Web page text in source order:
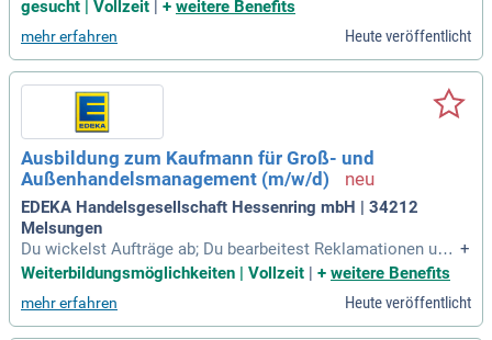
en und der Industrie, erfassen und bearbeiten Aufträge und a
rbeiten eng mit dem Außendienst zusammen. Ihre Aufgaben
umfassen die telefonische Beratung, Angebotserstellung un
d Nachverfolgung sowie das Reklamationsmanagement. Ei
ne erfolgreich abgeschlossene kaufmännische Ausbildung i
st erforderlich, idealerweise im Groß- und Außenhandel oder
als Bürokaufmann. Wir bieten ein attraktives Gehalt, ein unb
efristetes Arbeitsverhältnis und eine umfassende Einarbeitu
ng. Nutzen Sie die Chance, in einem modernen Arbeitsumfel
d mit flachen Hierarchien Ihre Ideen einzubringen!
gesucht | Vollzeit | + weitere Benefits
mehr erfahren Heute veröffentlicht
Ausbildung zum Kaufmann für Groß- und
Außenhandelsmanagement (m/w/d)
EDEKA Handelsgesellschaft Hessenring mbH | 34212
Melsungen
Du wickelst Aufträge ab; Du bearbeitest Reklamationen und
Rechnungen; Du lernst sämtliche Tätigkeiten des Groß- und
handel; von Beschaffung über Lagerung bis hin zur Verteilun
g an den Kunden; Du
+
Weiterbildungsmöglichkeiten | Vollzeit
+ weitere Benefits
mehr erfahren Heute veröffentlicht